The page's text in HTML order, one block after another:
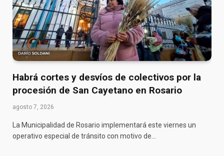
Habrá cortes y desvíos de colectivos por la
procesión de San Cayetano en Rosario
agosto 7, 2026
La Municipalidad de Rosario implementará este viernes un
operativo especial de tránsito con motivo de…